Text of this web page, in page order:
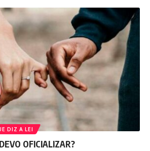
DIZ A LEI
OFICIALIZAR?